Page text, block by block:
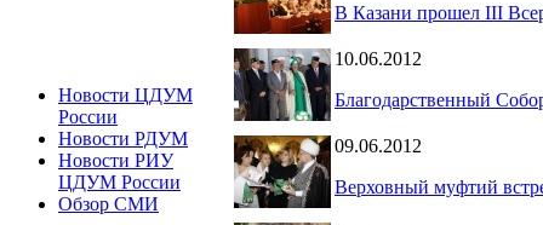
Новости ЦДУМ
России
Новости РДУМ
Новости РИУ
ЦДУМ России
Обзор СМИ
В Казани прошел III
10.06.2012
Благодарственный
09.06.2012
Верховный муфтий